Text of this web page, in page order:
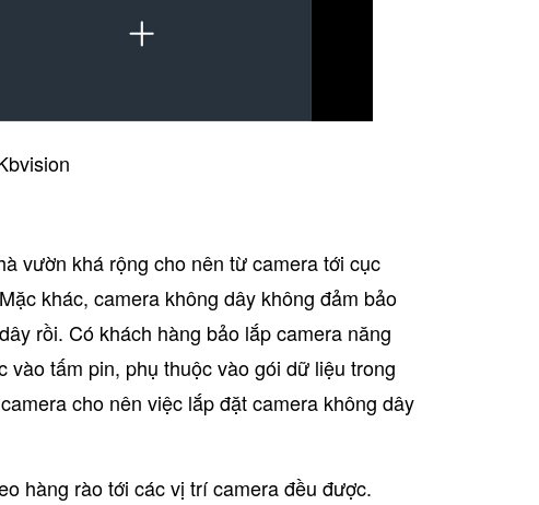
vườn khá rộng cho nên từ camera tới cục
khác, camera không dây không đảm bảo
rồi. Có khách hàng bảo lắp camera năng
tấm pin, phụ thuộc vào gói dữ liệu trong
cho nên việc lắp đặt camera không dây
hàng rào tới các vị trí camera đều được.